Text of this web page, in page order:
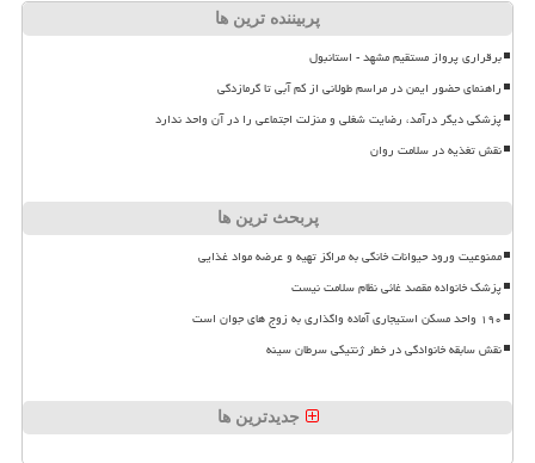
پربیننده ترین ها
برقراری پرواز مستقیم مشهد - استانبول
راهنمای حضور ایمن در مراسم طولانی از کم آبی تا گرمازدگی
پزشکی دیگر درآمد، رضایت شغلی و منزلت اجتماعی را در آن واحد ندارد
نقش تغذیه در سلامت روان
پربحث ترین ها
ممنوعیت ورود حیوانات خانگی به مراکز تهیه و عرضه مواد غذایی
پزشک خانواده مقصد غائی نظام سلامت نیست
۱۹۰ واحد مسکن استیجاری آماده واگذاری به زوج های جوان است
نقش سابقه خانوادگی در خطر ژنتیکی سرطان سینه
جدیدترین ها